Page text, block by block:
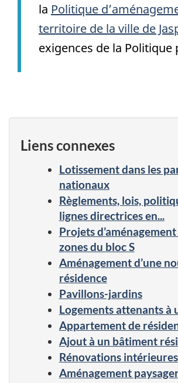
la Politique
territoire de la ville de
exigences de la Politique
Liens connexes
Lotissement dans les
nationaux
Règlements, lois,
lignes directrices en...
Projets
zones du bloc S
Aménagement d’une
résidence
Pavillons-jardins
Logements attenants à
Appartement de
Ajout à un bâtiment
Rénovations intérieures
Aménagement